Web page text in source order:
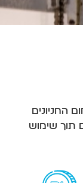
החניונים
תוך שימוש